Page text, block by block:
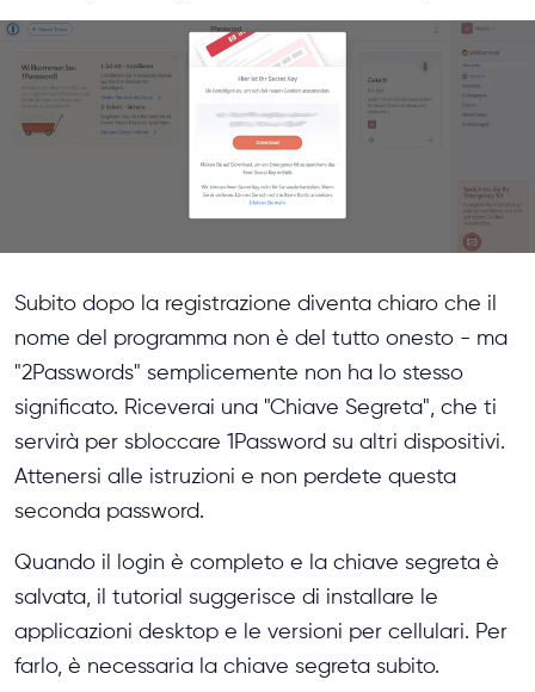
Subito dopo la registrazione diventa chiaro che il
nome del programma non è del tutto onesto - ma
"2Passwords" semplicemente non ha lo stesso
significato. Riceverai una "Chiave Segreta", che ti
servirà per sbloccare 1Password su altri dispositivi.
Attenersi alle istruzioni e non perdete questa
seconda password.
Quando il login è completo e la chiave segreta è
salvata, il tutorial suggerisce di installare le
applicazioni desktop e le versioni per cellulari. Per
farlo, è necessaria la chiave segreta subito.